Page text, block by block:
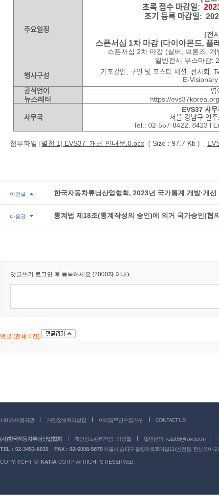
주요일정
초록 접수 마감일 :
조기 등록 마감일 :
[전
스폰서십 1차 마감(다이아몬드, 플
스폰서십 2차 마감(실버 브론즈
개
일반전시 부스마감:
행사구성
기조강연 ,구연 및 포스터 세션 전시회
,
E-
공식언어
영
뉴스레터
https://
사무국
EVS37사
서울 강남구 언
Tel.: 02-557-8422, 8423 l
첨부파일 [별첨 1] EVS37_개최 안내문.0.ocx ( Size : 97.7 Kb )
이전글 한국자동차튜닝산업협회, 2023년 국가통계 개발·개선
다음글 통계법 제18조(통계작성의 승인)에 의거 국가승인(
댓글쓰기 로그인 후 등록하세요.(2000자 이내)
댓글 (전체 0건)
서비스이용약관 개인정보처리방침 이메일무단수집거부 CONTACT US
(사)한국자동차튜닝산업협회 개인정보관리책임 : 허정철 일반문의 :katia05@naver.com
TEL : 02-3453-6035
FAX : 02-6008-5875 서울시 송파구 올림픽로35가길11 (신천동, 한신코아오
COPYRIGHT ＠ KATIA CORP. All RIGHTS RESERVED.